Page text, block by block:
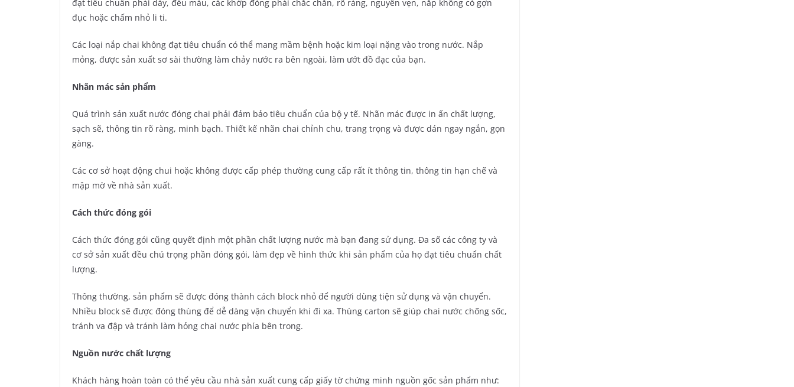
đạt tiêu chuẩn phải dày, đều màu, các khớp đóng phải chắc chắn, rõ ràng, nguyên vẹn, nắp không có gợn
đục hoặc chấm nhỏ li ti.
Các loại nắp chai không đạt tiêu chuẩn có thể mang mầm bệnh hoặc kim loại nặng vào trong nước. Nắp
mỏng, được sản xuất sơ sài thường làm chảy nước ra bên ngoài, làm ướt đồ đạc của bạn.
Nhãn mác sản phẩm
Quá trình sản xuất nước đóng chai phải đảm bảo tiêu chuẩn của bộ y tế. Nhãn mác được in ấn chất lượng,
sạch sẽ, thông tin rõ ràng, minh bạch. Thiết kế nhãn chai chỉnh chu, trang trọng và được dán ngay ngắn, gọn
gàng.
Các cơ sở hoạt động chui hoặc không được cấp phép thường cung cấp rất ít thông tin, thông tin hạn chế và
mập mờ về nhà sản xuất.
Cách thức đóng gói
Cách thức đóng gói cũng quyết định một phần chất lượng nước mà bạn đang sử dụng. Đa số các công ty và
cơ sở sản xuất đều chú trọng phần đóng gói, làm đẹp về hình thức khi sản phẩm của họ đạt tiêu chuẩn chất
lượng.
Thông thường, sản phẩm sẽ được đóng thành cách block nhỏ để người dùng tiện sử dụng và vận chuyển.
Nhiều block sẽ được đóng thùng để dễ dàng vận chuyển khi đi xa. Thùng carton sẽ giúp chai nước chống sốc,
tránh va đập và tránh làm hỏng chai nước phía bên trong.
Nguồn nước chất lượng
Khách hàng hoàn toàn có thể yêu cầu nhà sản xuất cung cấp giấy tờ chứng minh nguồn gốc sản phẩm như: